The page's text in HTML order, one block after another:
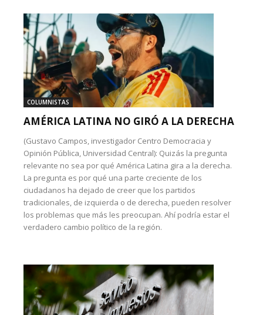
COLUMNISTAS
AMÉRICA LATINA NO GIRÓ A LA DERECHA
(Gustavo Campos, investigador Centro Democracia y
Opinión Pública, Universidad Central): Quizás la pregunta
relevante no sea por qué América Latina gira a la derecha.
La pregunta es por qué una parte creciente de los
ciudadanos ha dejado de creer que los partidos
tradicionales, de izquierda o de derecha, pueden resolver
los problemas que más les preocupan. Ahí podría estar el
verdadero cambio político de la región.